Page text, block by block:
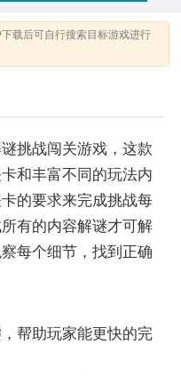
载后可自行搜索目标游戏进行
挑战闯关游戏，这款
和丰富不同的玩法内
的要求来完成挑战每
有的内容解谜才可解
每个细节，找到正确
帮助玩家能更快的完